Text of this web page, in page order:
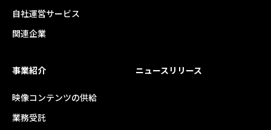
自社運営サービス
関連企業
事業紹介
映像コンテンツの供給
業務受託
ニュースリリース